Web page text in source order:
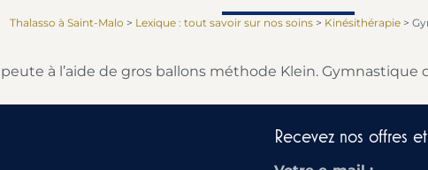
Thalasso à Saint-Malo > Lexique : tout savoir sur nos soins > Kinésithérapie >
à l’aide de gros ballons méthode Klein. Gymnastique
Recevez nos offres